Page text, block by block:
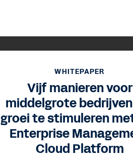
WHITEPAPER
Vijf manieren voor
middelgrote
groei te stimuleren
Enterprise
Cloud Platform